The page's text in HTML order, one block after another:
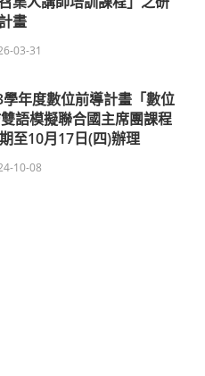
畫
03-31
學年度數位前導計畫「數位
語模擬聯合國主席團課程
至10月17日(四)辦理
10-08